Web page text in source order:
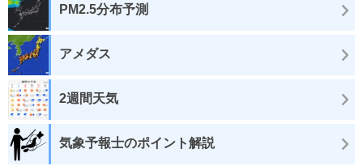
PM2.5分布予測
アメダス
2週間天気
気象予報士のポイント解説